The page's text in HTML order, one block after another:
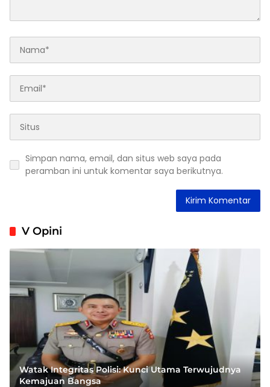
Simpan nama, email, dan situs web saya pada
peramban ini untuk komentar saya berikutnya.
V Opini
Watak Integritas Polisi: Kunci Utama Terwujudnya
Kemajuan Bangsa